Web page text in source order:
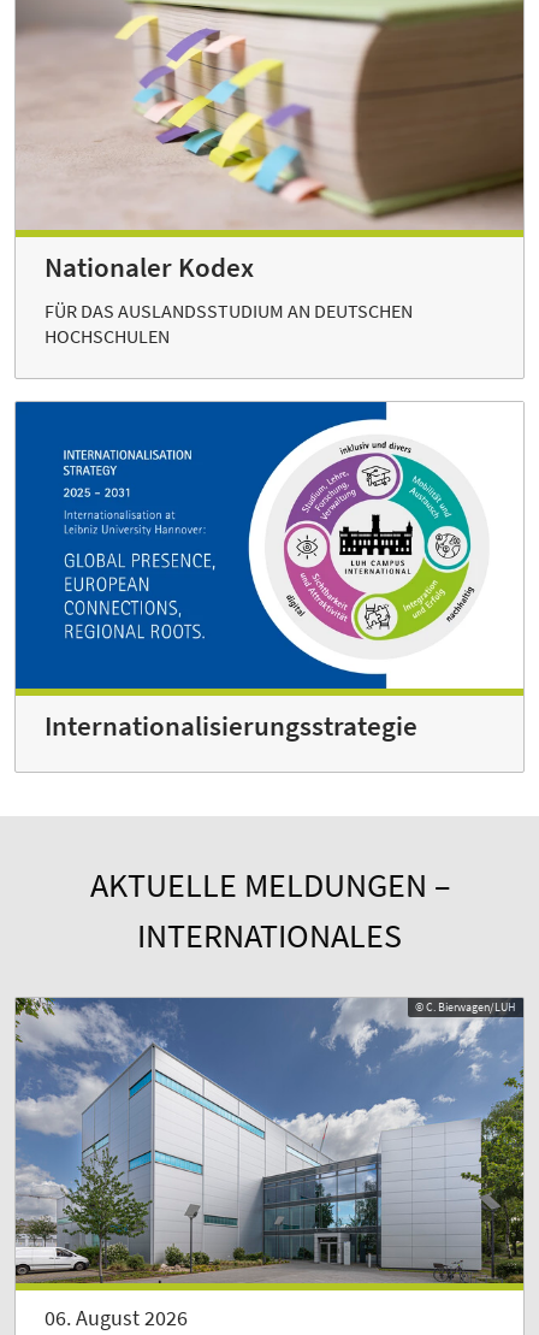
Nationaler Kodex
FÜR DAS AUSLANDSSTUDIUM AN DEUTSCHEN
HOCHSCHULEN
Internationalisierungsstrategie
AKTUELLE MELDUNGEN –
INTERNATIONALES
© C. Bierwagen/LUH
06. August 2026